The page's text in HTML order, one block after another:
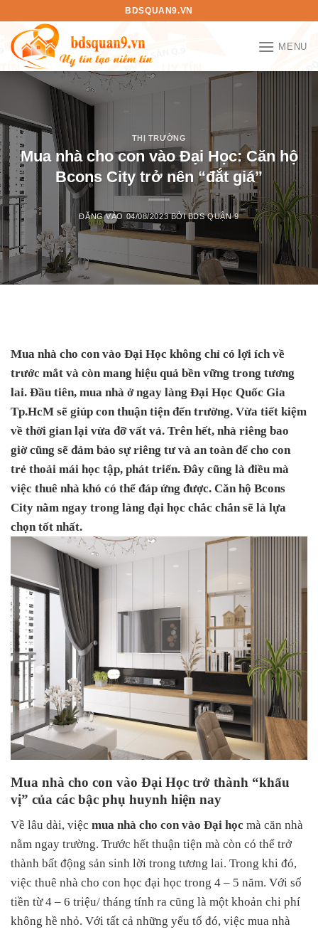
nội
dung
BDSQUAN9.VN
MENU
THỊ TRƯỜNG
Mua nhà cho con vào Đại Học: Căn hộ
Bcons City trở nên “đắt giá”
ĐĂNG VÀO 04/08/2023 BỞIBDS QUẬN 9
Mua nhà cho con vào Đại Học không chỉ có lợi ích về
trước mắt và còn mang hiệu quả bền vững trong tương
lai. Đầu tiên, mua nhà ở ngay làng Đại Học Quốc Gia
Tp.HcM sẽ giúp con thuận tiện đến trường. Vừa tiết kiệm
về thời gian lại vừa đỡ vất vả. Trên hết, nhà riêng bao
giờ cũng sẽ đảm bảo sự riêng tư và an toàn để cho con
trẻ thoải mái học tập, phát triển. Đây cũng là điều mà
việc thuê nhà khó có thể đáp ứng được. Căn hộ Bcons
City nằm ngay trong làng đại học chắc chắn sẽ là lựa
chọn tốt nhất.
Mua nhà cho con vào Đại Học trở thành “khẩu
vị” của các bậc phụ huynh hiện nay
Về lâu dài, việc mua nhà cho con vào Đại học mà căn nhà
nằm ngay trường. Trước hết thuận tiện mà còn có thể trở
thành bất động sản sinh lời trong tương lai. Trong khi đó,
việc thuê nhà cho con học đại học trong 4 – 5 năm. Với số
tiền từ 4 – 6 triệu/ tháng tính ra cũng là một khoản chi phí
không hề nhỏ. Với tất cả những yếu tố đó, việc mua nhà